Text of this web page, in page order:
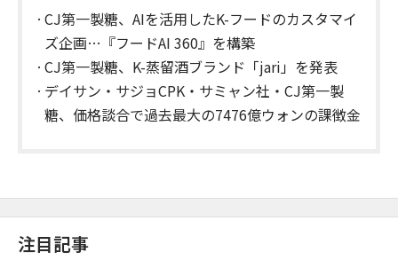
CJ第一製糖、AIを活用したK-フードのカスタマイ
ズ企画…『フードAI 360』を構築
CJ第一製糖、K-蒸留酒ブランド「jari」を発表
デイサン・サジョCPK・サミャン社・CJ第一製
糖、価格談合で過去最大の7476億ウォンの課徴金
注目記事